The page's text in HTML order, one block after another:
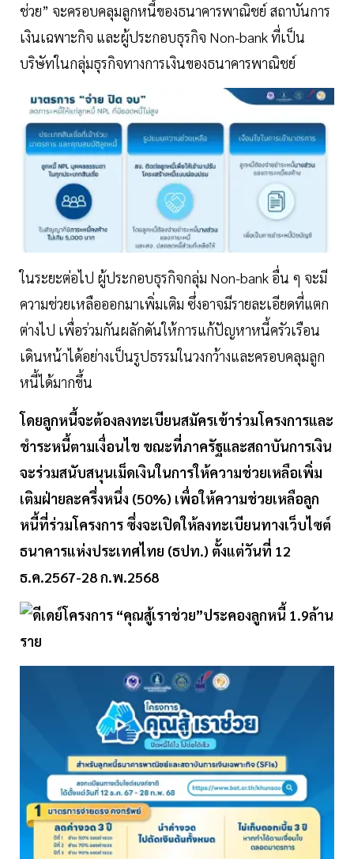
ช่วย” จะครอบคลุมลูกหนี้ของธนาคารพาณิชย์ สถาบันการ
เงินเฉพาะกิจ และผู้ประกอบธุรกิจ Non-bank ที่เป็น
บริษัทในกลุ่มธุรกิจทางการเงินของธนาคารพาณิชย์
ในระยะต่อไป ผู้ประกอบธุรกิจกลุ่ม Non-bank อื่น ๆ จะมี
ความช่วยเหลือออกมาเพิ่มเติม ซึ่งอาจมีรายละเอียดที่แตก
ต่างไป เพื่อร่วมกันผลักดันให้การแก้ปัญหาหนี้ครัวเรือน
เดินหน้าได้อย่างเป็นรูปธรรมในวงกว้างและครอบคลุมลูก
หนี้ได้มากขึ้น
โดยลูกหนี้จะต้องลงทะเบียนสมัครเข้าร่วมโครงการและ
ชำระหนี้ตามเงื่อนไข ขณะที่ภาครัฐและสถาบันการเงิน
จะร่วมสนับสนุนเม็ดเงินในการให้ความช่วยเหลือเพิ่ม
เติมฝ่ายละครึ่งหนึ่ง (50%) เพื่อให้ความช่วยเหลือลูก
หนี้ที่ร่วมโครงการ ซึ่งจะเปิดให้ลงทะเบียนทางเว็บไซต์
ธนาคารแห่งประเทศไทย (ธปท.) ตั้งแต่วันที่ 12
ธ.ค.2567-28 ก.พ.2568